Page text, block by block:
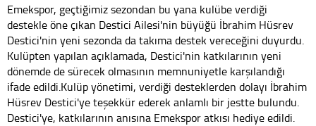
Emekspor, geçtiğimiz sezondan bu yana kulübe verdiği
destekle öne çıkan Destici Ailesi'nin büyüğü İbrahim Hüsrev
Destici'nin yeni sezonda da takıma destek vereceğini duyurdu.
Kulüpten yapılan açıklamada, Destici'nin katkılarının yeni
dönemde de sürecek olmasının memnuniyetle karşılandığı
ifade edildi.Kulüp yönetimi, verdiği desteklerden dolayı İbrahim
Hüsrev Destici'ye teşekkür ederek anlamlı bir jestte bulundu.
Destici'ye, katkılarının anısına Emekspor atkısı hediye edildi.